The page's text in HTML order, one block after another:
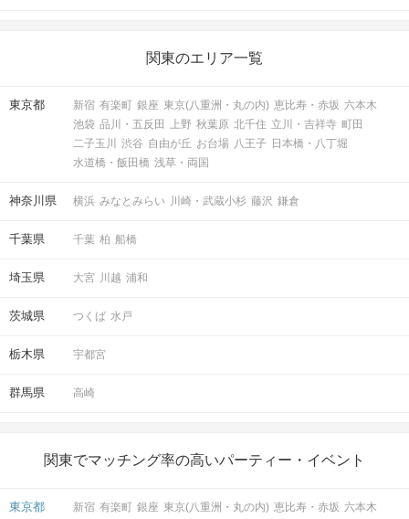
関東のエリア一覧
東京都 新宿 有楽町 銀座 東京(八重洲・丸の内) 恵比寿・赤坂 六本木
池袋 品川・五反田 上野 秋葉原 北千住 立川・吉祥寺 町田
二子玉川
渋谷 自由が丘 お台場 八王子 日本橋・八丁堀
水道橋・飯田橋 浅草・両国
神奈川県 横浜 みなとみらい 川崎・武蔵小杉 藤沢 鎌倉
千葉県 千葉 柏 船橋
埼玉県 大宮 川越 浦和
茨城県 つくば 水戸
栃木県 宇都宮
群馬県 高崎
関東でマッチング率の高いパーティー・イベント
東京都 新宿 有楽町 銀座 東京(八重洲・丸の内) 恵比寿・赤坂 六本木